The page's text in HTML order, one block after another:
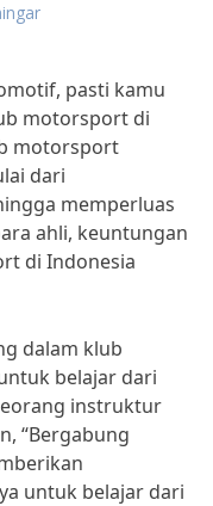
pasti kamu
motorsport di
motorsport
dari
memperluas
ahli, keuntungan
di Indonesia
dalam klub
belajar dari
instruktur
“Bergabung
untuk belajar dari